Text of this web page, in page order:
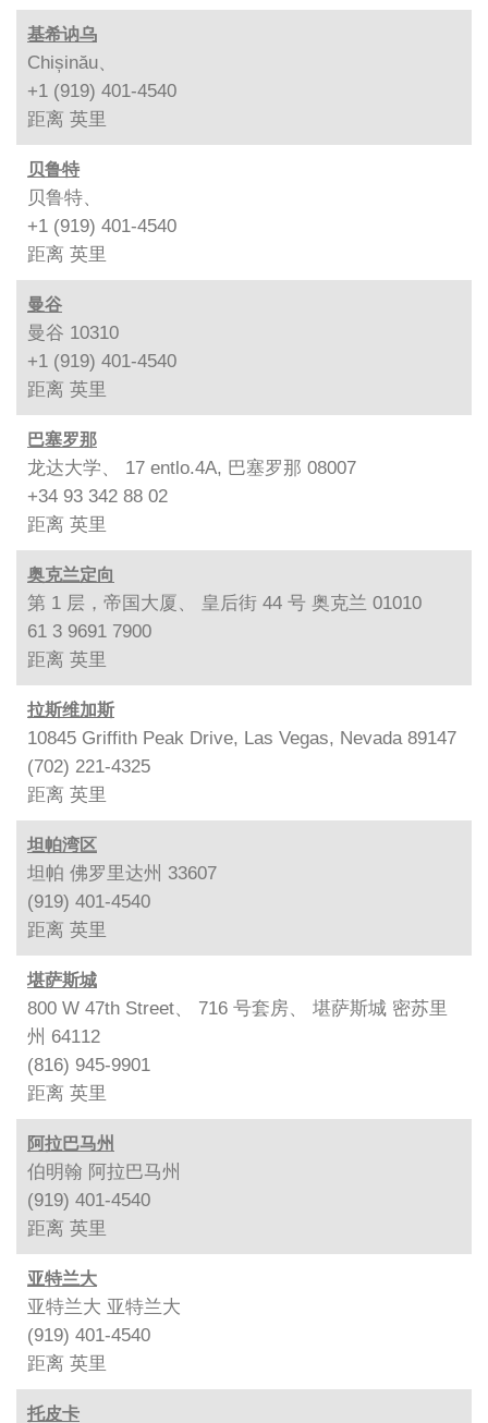
基希讷乌
Chișinău、
+1 (919) 401-4540
距离 英里
贝鲁特
贝鲁特、
+1 (919) 401-4540
距离 英里
曼谷
曼谷 10310
+1 (919) 401-4540
距离 英里
巴塞罗那
龙达大学、 17 entlo.4A, 巴塞罗那 08007
+34 93 342 88 02
距离 英里
奥克兰定向
第 1 层，帝国大厦、 皇后街 44 号 奥克兰 01010
61 3 9691 7900
距离 英里
拉斯维加斯
10845 Griffith Peak Drive, Las Vegas, Nevada 89147
(702) 221-4325
距离 英里
坦帕湾区
坦帕 佛罗里达州 33607
(919) 401-4540
距离 英里
堪萨斯城
800 W 47th Street、 716 号套房、 堪萨斯城 密苏里
州 64112
(816) 945-9901
距离 英里
阿拉巴马州
伯明翰 阿拉巴马州
(919) 401-4540
距离 英里
亚特兰大
亚特兰大 亚特兰大
(919) 401-4540
距离 英里
托皮卡